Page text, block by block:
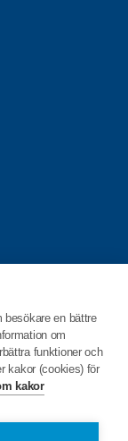
besökare en bättre
om
funktioner och
kakor (cookies) för
kakor